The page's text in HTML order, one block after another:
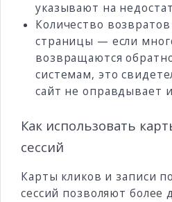
указывают на
Количество
страницы — если
возвращаются
системам, это
сайт не оправдывает
Как использовать
сессий
Карты кликов и записи
сессий позволяют более